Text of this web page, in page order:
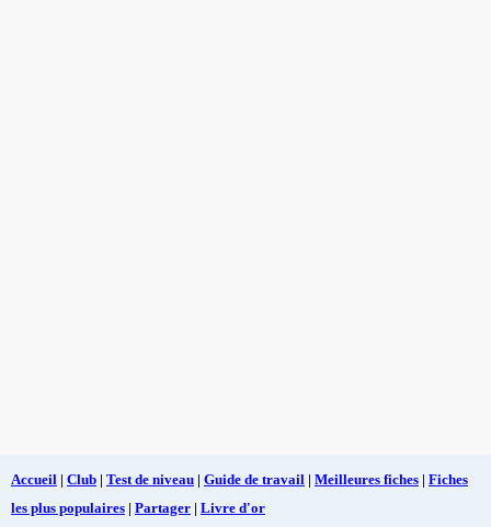
Accueil | Club | Test de niveau | Guide de travail | Meilleures fiches | Fiches
les plus populaires | Partager | Livre d'or